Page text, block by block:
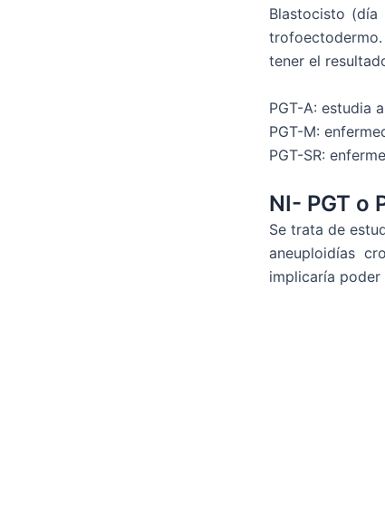
Blastocisto
tener el
PGT-A: estudia
PGT-M:
PGT-SR:
NI- PGT o
Se trata de
aneuploidías
implicaría poder